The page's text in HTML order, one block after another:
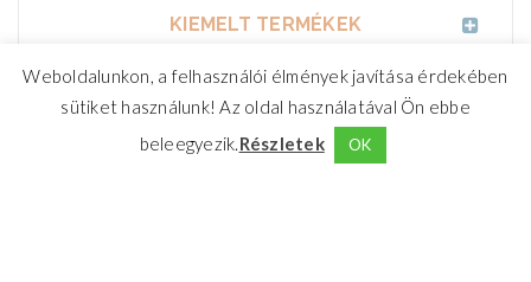
KIEMELT TERMÉKEK
Weboldalunkon, a felhasználói élmények javítása érdekében
sütiket használunk! Az oldal használatával Ön ebbe
beleegyezik.Részletek OK